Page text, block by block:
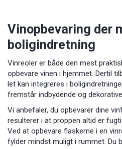
Vinopbevaring der
boligindretning
Vinreoler er både den mest
opbevare vinen i hjemmet. Dertil
let kan integreres i
fremstår indbydende og dekorative.
Vi anbefaler, du opbevarer dine
resulterer i at proppen altid er
Ved at opbevare flaskerne i en
fylder mindst muligt i rummet. Du